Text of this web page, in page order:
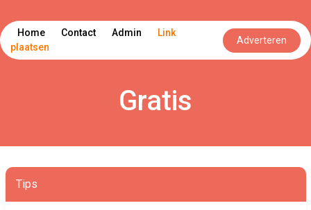
Home Contact Admin
Link
plaatsen
Adverteren
Gratis
Tips